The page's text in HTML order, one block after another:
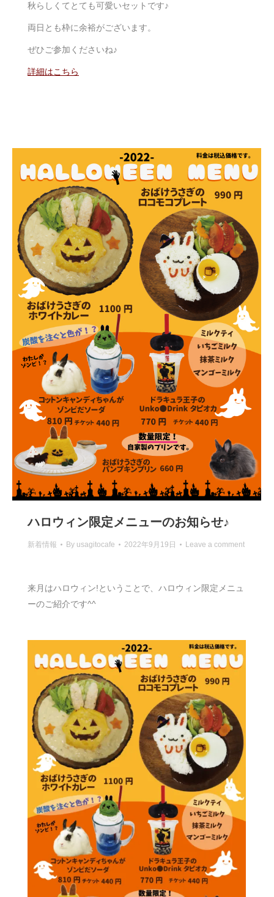
秋らしくてとても可愛いセットです♪
両日とも枠に余裕がございます。
ぜひご参加くださいね♪
詳細はこちら
ハロウィン限定メニューのお知らせ♪
新着情報 By usagitocafe 2022年9月19日 Leave a comment
来月はハロウィン!ということで、ハロウィン限定メニュ
ーのご紹介です^^